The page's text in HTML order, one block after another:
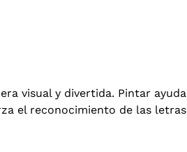
visual y divertida. Pintar ayuda
el reconocimiento de las letras